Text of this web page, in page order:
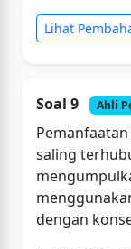
Lihat
Soal 9 Ahli
saling
dengan